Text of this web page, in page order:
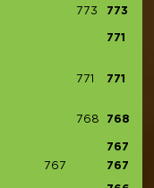
773 773
771
771 771
768 768
767
767 767